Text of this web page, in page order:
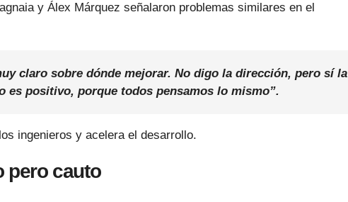
y Álex Márquez señalaron problemas similares en el
claro sobre dónde mejorar. No digo la dirección, pero sí la
es positivo, porque todos pensamos lo mismo”.
ingenieros y acelera el desarrollo.
pero cauto